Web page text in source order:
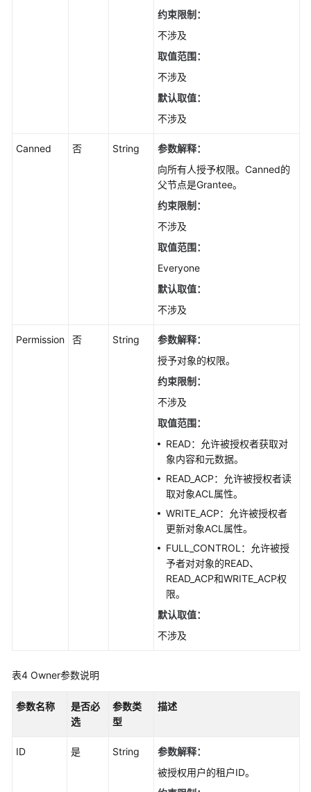
约束限制：
不涉及
取值范围：
不涉及
默认取值：
不涉及
Canned 否 String
参数解释：
向所有人授予权限。Canned的
父节点是Grantee。
约束限制：
不涉及
取值范围：
Everyone
默认取值：
不涉及
Permission 否 String
参数解释：
授予对象的权限。
约束限制：
不涉及
取值范围：
READ：允许被授权者获取对
象内容和元数据。
READ_ACP：允许被授权者读
取对象ACL属性。
WRITE_ACP：允许被授权者
更新对象ACL属性。
FULL_CONTROL：允许被授
予者对对象的READ、
READ_ACP和WRITE_ACP权
限。
默认取值：
不涉及
表4 Owner参数说明
参数名称
是否必
选
参数类
型
描述
ID 是 String
参数解释：
被授权用户的租户ID。